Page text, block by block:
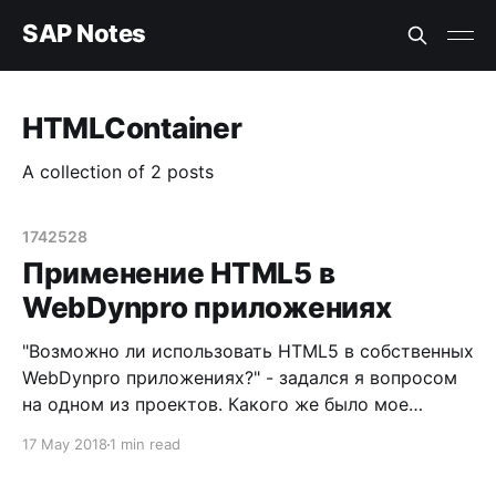
SAP Notes
HTMLContainer
A collection of 2 posts
1742528
Применение HTML5 в
WebDynpro приложениях
"Возможно ли использовать HTML5 в собственных
WebDynpro приложениях?" - задался я вопросом
на одном из проектов. Какого же было мое
использовать можно, но именно на данном
17 May 2018 1 min read